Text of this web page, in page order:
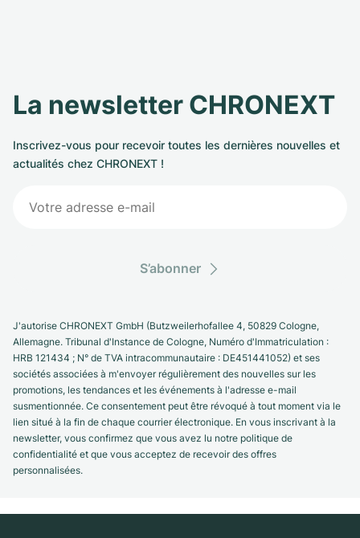
La newsletter CHRONEXT
Inscrivez-vous pour recevoir toutes les dernières nouvelles et
actualités chez CHRONEXT !
S’abonner
J'autorise CHRONEXT GmbH (Butzweilerhofallee 4, 50829 Cologne,
Allemagne. Tribunal d'Instance de Cologne, Numéro d'Immatriculation :
HRB 121434 ; N° de TVA intracommunautaire : DE451441052) et ses
sociétés associées à m'envoyer régulièrement des nouvelles sur les
promotions, les tendances et les événements à l'adresse e-mail
susmentionnée. Ce consentement peut être révoqué à tout moment via le
lien situé à la fin de chaque courrier électronique. En vous inscrivant à la
newsletter, vous confirmez que vous avez lu notre politique de
confidentialité et que vous acceptez de recevoir des offres
personnalisées.